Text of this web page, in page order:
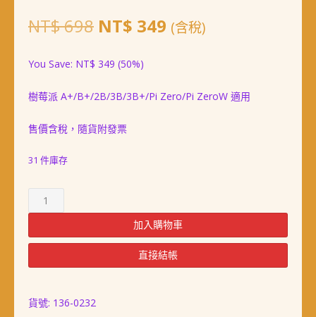
NT$698 原
價
格：
NT$ 698。
NT$ 349 目
格：
(含稅)
You Save: NT$ 349 (50%)
樹莓派 A+/B+/2B/3B/3B+/Pi Zero/Pi ZeroW 適用
售價含稅，隨貨附發票
31 件庫存
Raspberry
3B+/3B/2B/B+
&
加入購物車
直接結帳
貨號: 136-0232